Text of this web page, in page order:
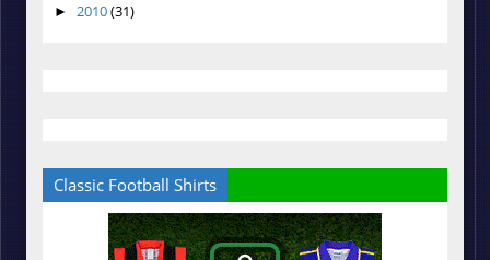
► 2010(31)
Classic Football Shirts